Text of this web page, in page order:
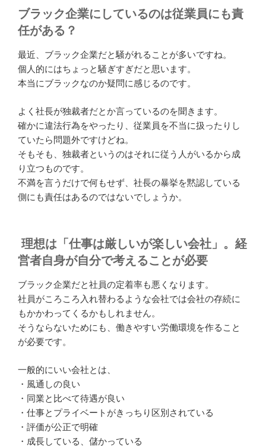
ブラック企業にしているのは従業員にも責
任がある？
最近、ブラック企業だと騒がれることが多いですね。
個人的にはちょっと騒ぎすぎだと思います。
本当にブラックなのか疑問に感じるのです。
よく社長が独裁者だとか言っているのを聞きます。
確かに違法行為をやったり、従業員を不当に扱ったりし
ていたら問題外ですけどね。
そもそも、独裁者というのはそれに従う人がいるから成
り立つものです。
不満を言うだけで何もせず、社長の暴挙を黙認している
側にも責任はあるのではないでしょうか。
理想は「仕事は厳しいが楽しい会社」。経
営者自身が自分で考えることが必要
ブラック企業だと社員の定着率も悪くなります。
社員がころころ入れ替わるような会社では会社の存続に
もかかわってくるかもしれません。
そうならないためにも、働きやすい労働環境を作ること
が必要です。
一般的にいい会社とは、
・風通しの良い
・同業と比べて待遇が良い
・仕事とプライベートがきっちり区別されている
・評価が公正で明確
・成長している、儲かっている